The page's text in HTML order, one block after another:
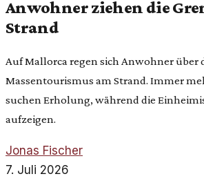
Anwohner ziehen die
Strand
Auf Mallorca regen sich Anwohner über
Massentourismus am Strand. Immer
suchen Erholung, während die
aufzeigen.
Jonas Fischer
7. Juli 2026